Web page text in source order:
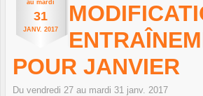
au mardi
31
JANV. 2017
POUR JANVIER
Du vendredi 27 au mardi 31 janv. 2017